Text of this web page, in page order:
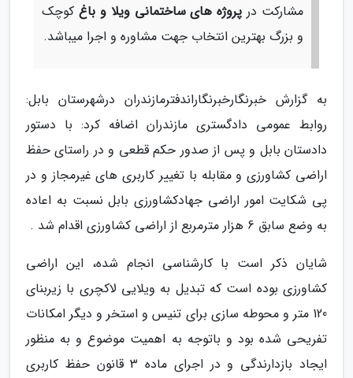
مشارکت در پروژه های ساختمانی ویلا و باغ کوچک
و بزرگ بهترین انتخاب جهت مشاوره و اجرا میباشد.
به گزارش خبرنگارخبرنگاراندفترمازندران درشهرستان بابل:
روابط عمومی دادگستری مازندران اضافه کرد: با دستور
دادستان بابل و پس از صدور حکم قطعی و در راستای حفظ
اراضی کشاورزی و مقابله با تغییر کاربری های غیرمجاز و در
پی شکایت امور اراضی جهادکشاورزی بابل نسبت به اعاده
به وضع سابق 6 هزار مترمربع از اراضی کشاورزی اقدام شد .
شایان ذکر است با کارشناسی انجام شده، این اراضی
کشاورزی بوده است که تبدیل به ویلایی لاکچری با زیربنای
120 متر و محوطه سازی برای تنیس و استخر و دیگر امکانات
تفریحی شده بود و باتوجه به اهمیت موضوع و به منظور
ایجاد بازدارندگی و در اجرای ماده 3 قانون حفظ کاربری